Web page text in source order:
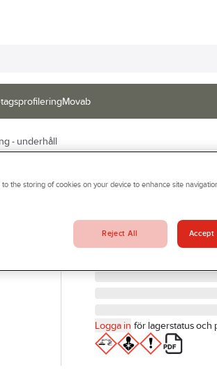
Movab
- underhåll
Artikelnr: 86339396
Logga in för lagerstatus och
the storing of cookies on your device to enhance site
Reject All Accept